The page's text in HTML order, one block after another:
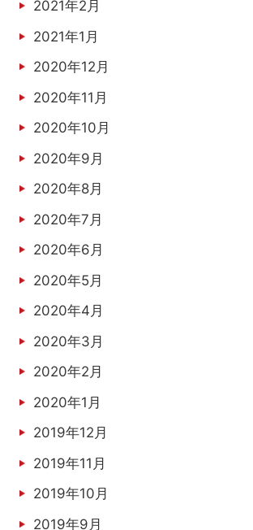
2021年2月
2021年1月
2020年12月
2020年11月
2020年10月
2020年9月
2020年8月
2020年7月
2020年6月
2020年5月
2020年4月
2020年3月
2020年2月
2020年1月
2019年12月
2019年11月
2019年10月
2019年9月